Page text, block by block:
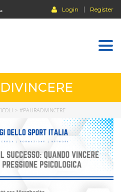
Login Register
> #PAURADIVINCERE